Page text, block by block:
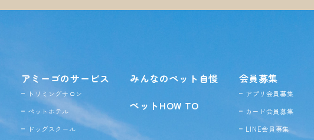
アミーゴのサービス
トリミングサロン
ペットホテル
ドッグスクール
みんなのペット自慢
ペットHOW TO
会員募集
アプリ会員募集
カード会員募集
LINE会員募集